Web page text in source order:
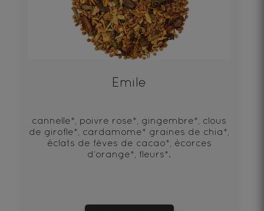
Emile
cannelle*, poivre rose*, gingembre*, clous
de girofle*, cardamome* graines de chia*,
éclats de fèves de cacao*, écorces
d‘orange*, fleurs*.